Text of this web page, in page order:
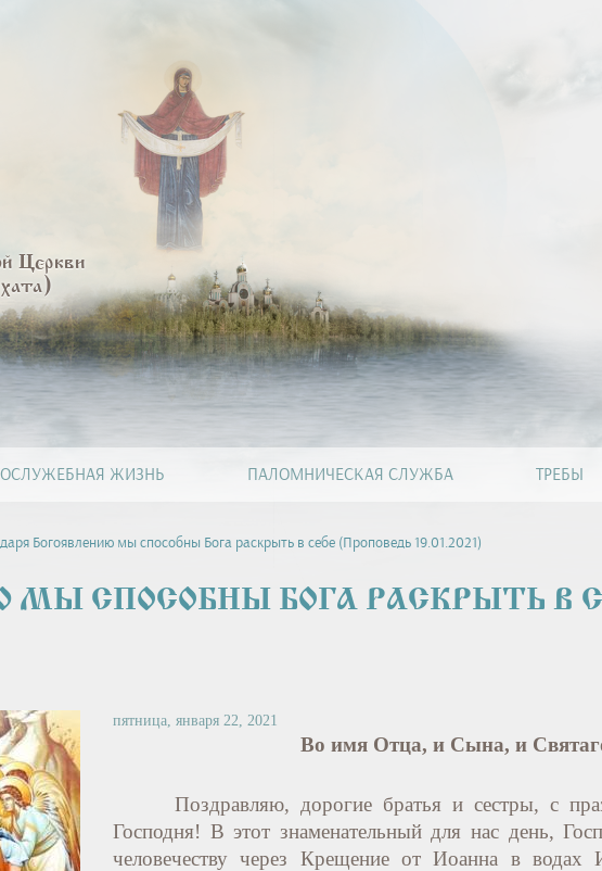
Церкви
ЖИЗНЬ ПАЛОМНИЧЕСКАЯ СЛУЖБА ТРЕБЫ
Богоявлению мы способны Бога раскрыть в себе (Проповедь 19.01.2021)
МЫ СПОСОБНЫ БОГА РАСКРЫТЬ В
пятница, января 22, 2021
Во имя Отца, и Сына, и
Поздравляю, дорогие братья и сестры, с
Господня! В этот знаменательный для нас день,
человечеству через Крещение от Иоанна в водах